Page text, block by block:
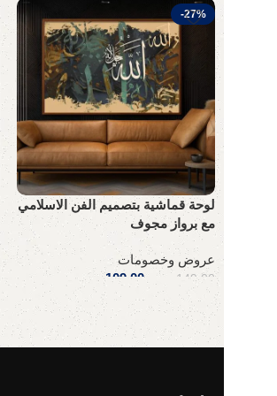
-27%
لوحة قماشية بتصميم الفن الاسلامي
مع برواز مجوف
عروض وخصومات
149,00 ر.س 109,00 ر.س
إضافة إلى السلة
Read More